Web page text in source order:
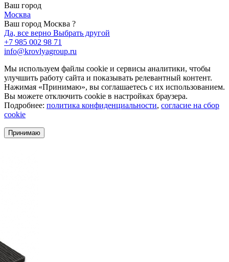
Ваш город
Москва
Ваш город Москва ?
Да, все верно Выбрать другой
+7 985 002 98 71
info@krovlyagroup.ru
Мы используем файлы cookie и сервисы аналитики, чтобы
улучшить работу сайта и показывать релевантный контент.
Нажимая «Принимаю», вы соглашаетесь с их использованием.
Вы можете отключить cookie в настройках браузера.
Подробнее: политика конфиденциальности, согласие на сбор
cookie
Принимаю